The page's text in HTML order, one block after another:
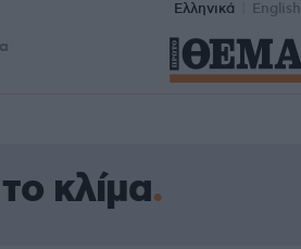
Ελληνικά English
κλίμα